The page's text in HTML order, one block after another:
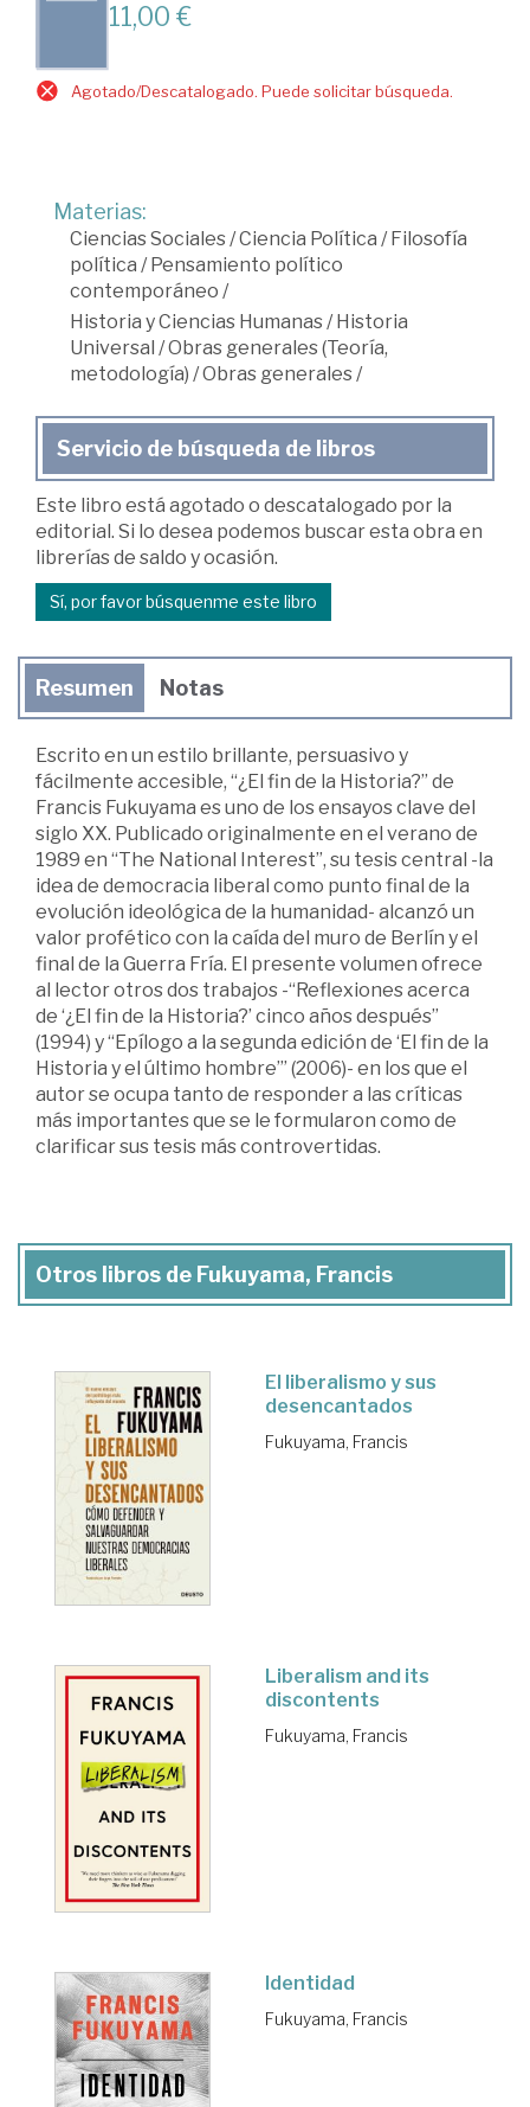
11,00 €
Agotado/Descatalogado. Puede solicitar búsqueda.
Materias:
Ciencias Sociales/Ciencia Política / Filosofía
política / Pensamiento político
contemporáneo /
Historia y Ciencias Humanas/ Historia
Universal /Obras generales (Teoría,
metodología) /Obras generales/
Servicio de búsqueda de libros
Este libro está agotado o descatalogado por la
editorial. Si lo desea podemos buscar esta obra en
librerías de saldo y ocasión.
Sí, por favor búsquenme este libro
Resumen Notas
Escrito en un estilo brillante, persuasivo y
fácilmente accesible, “¿El fin de la Historia?” de
Francis Fukuyama es uno de los ensayos clave del
siglo XX. Publicado originalmente en el verano de
1989 en “The National Interest”, su tesis central -la
idea de democracia liberal como punto final de la
evolución ideológica de la humanidad- alcanzó un
valor profético con la caída del muro de Berlín y el
final de la Guerra Fría. El presente volumen ofrece
al lector otros dos trabajos -“Reflexiones acerca
de ‘¿El fin de la Historia?’ cinco años después”
(1994) y “Epílogo a la segunda edición de ‘El fin de la
Historia y el último hombre’” (2006)- en los que el
autor se ocupa tanto de responder a las críticas
más importantes que se le formularon como de
clarificar sus tesis más controvertidas.
Otros libros de Fukuyama, Francis
El liberalismo y sus
desencantados
Fukuyama, Francis
Liberalism and its
discontents
Fukuyama, Francis
Identidad
Fukuyama, Francis